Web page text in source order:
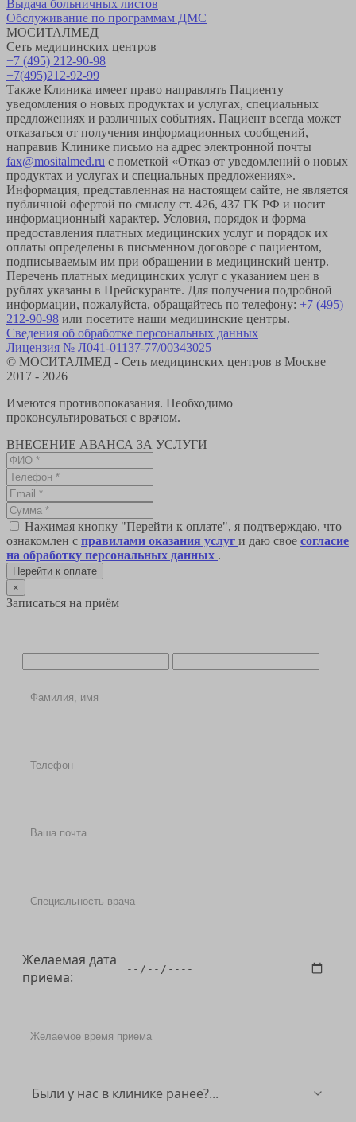
Выдача больничных листов
Обслуживание по программам ДМС
МОСИТАЛМЕД
Сеть медицинских центров
+7 (495) 212-90-98
+7(495)212-92-99
Также Клиника имеет право направлять Пациенту
уведомления о новых продуктах и услугах, специальных
предложениях и различных событиях. Пациент всегда может
отказаться от получения информационных сообщений,
направив Клинике письмо на адрес электронной почты
fax@mositalmed.ru с пометкой «Отказ от уведомлений о новых
продуктах и услугах и специальных предложениях».
Информация, представленная на настоящем сайте, не является
публичной офертой по смыслу ст. 426, 437 ГК РФ и носит
информационный характер. Условия, порядок и форма
предоставления платных медицинских услуг и порядок их
оплаты определены в письменном договоре с пациентом,
подписываемым им при обращении в медицинский центр.
Перечень платных медицинских услуг с указанием цен в
рублях указаны в Прейскуранте. Для получения подробной
информации, пожалуйста, обращайтесь по телефону: +7 (495)
212-90-98 или посетите наши медицинские центры.
Сведения об обработке персональных данных
Лицензия № Л041-01137-77/00343025
© МОСИТАЛМЕД - Сеть медицинских центров в Москве
2017 - 2026
Имеются противопоказания. Необходимо
проконсультироваться с врачом.
ВНЕСЕНИЕ АВАНСА ЗА УСЛУГИ
Нажимая кнопку "Перейти к оплате", я подтверждаю, что
ознакомлен с правилами оказания услуг и даю свое согласие
на обработку персональных данных .
Перейти к оплате
×
Записаться на приём
Желаемая дата
приема: